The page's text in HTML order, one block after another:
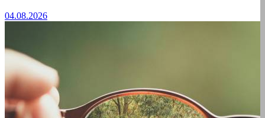
04.08.2026